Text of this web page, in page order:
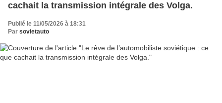
cachait la transmission intégrale des Volga.
Publié le 11/05/2026 à 18:31
Par sovietauto